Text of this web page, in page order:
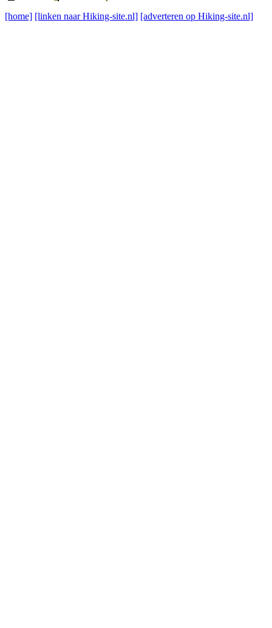
[home] [linken naar Hiking-site.nl] [adverteren op Hiking-site.nl]